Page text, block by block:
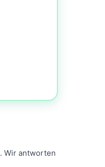
. Wir antworten